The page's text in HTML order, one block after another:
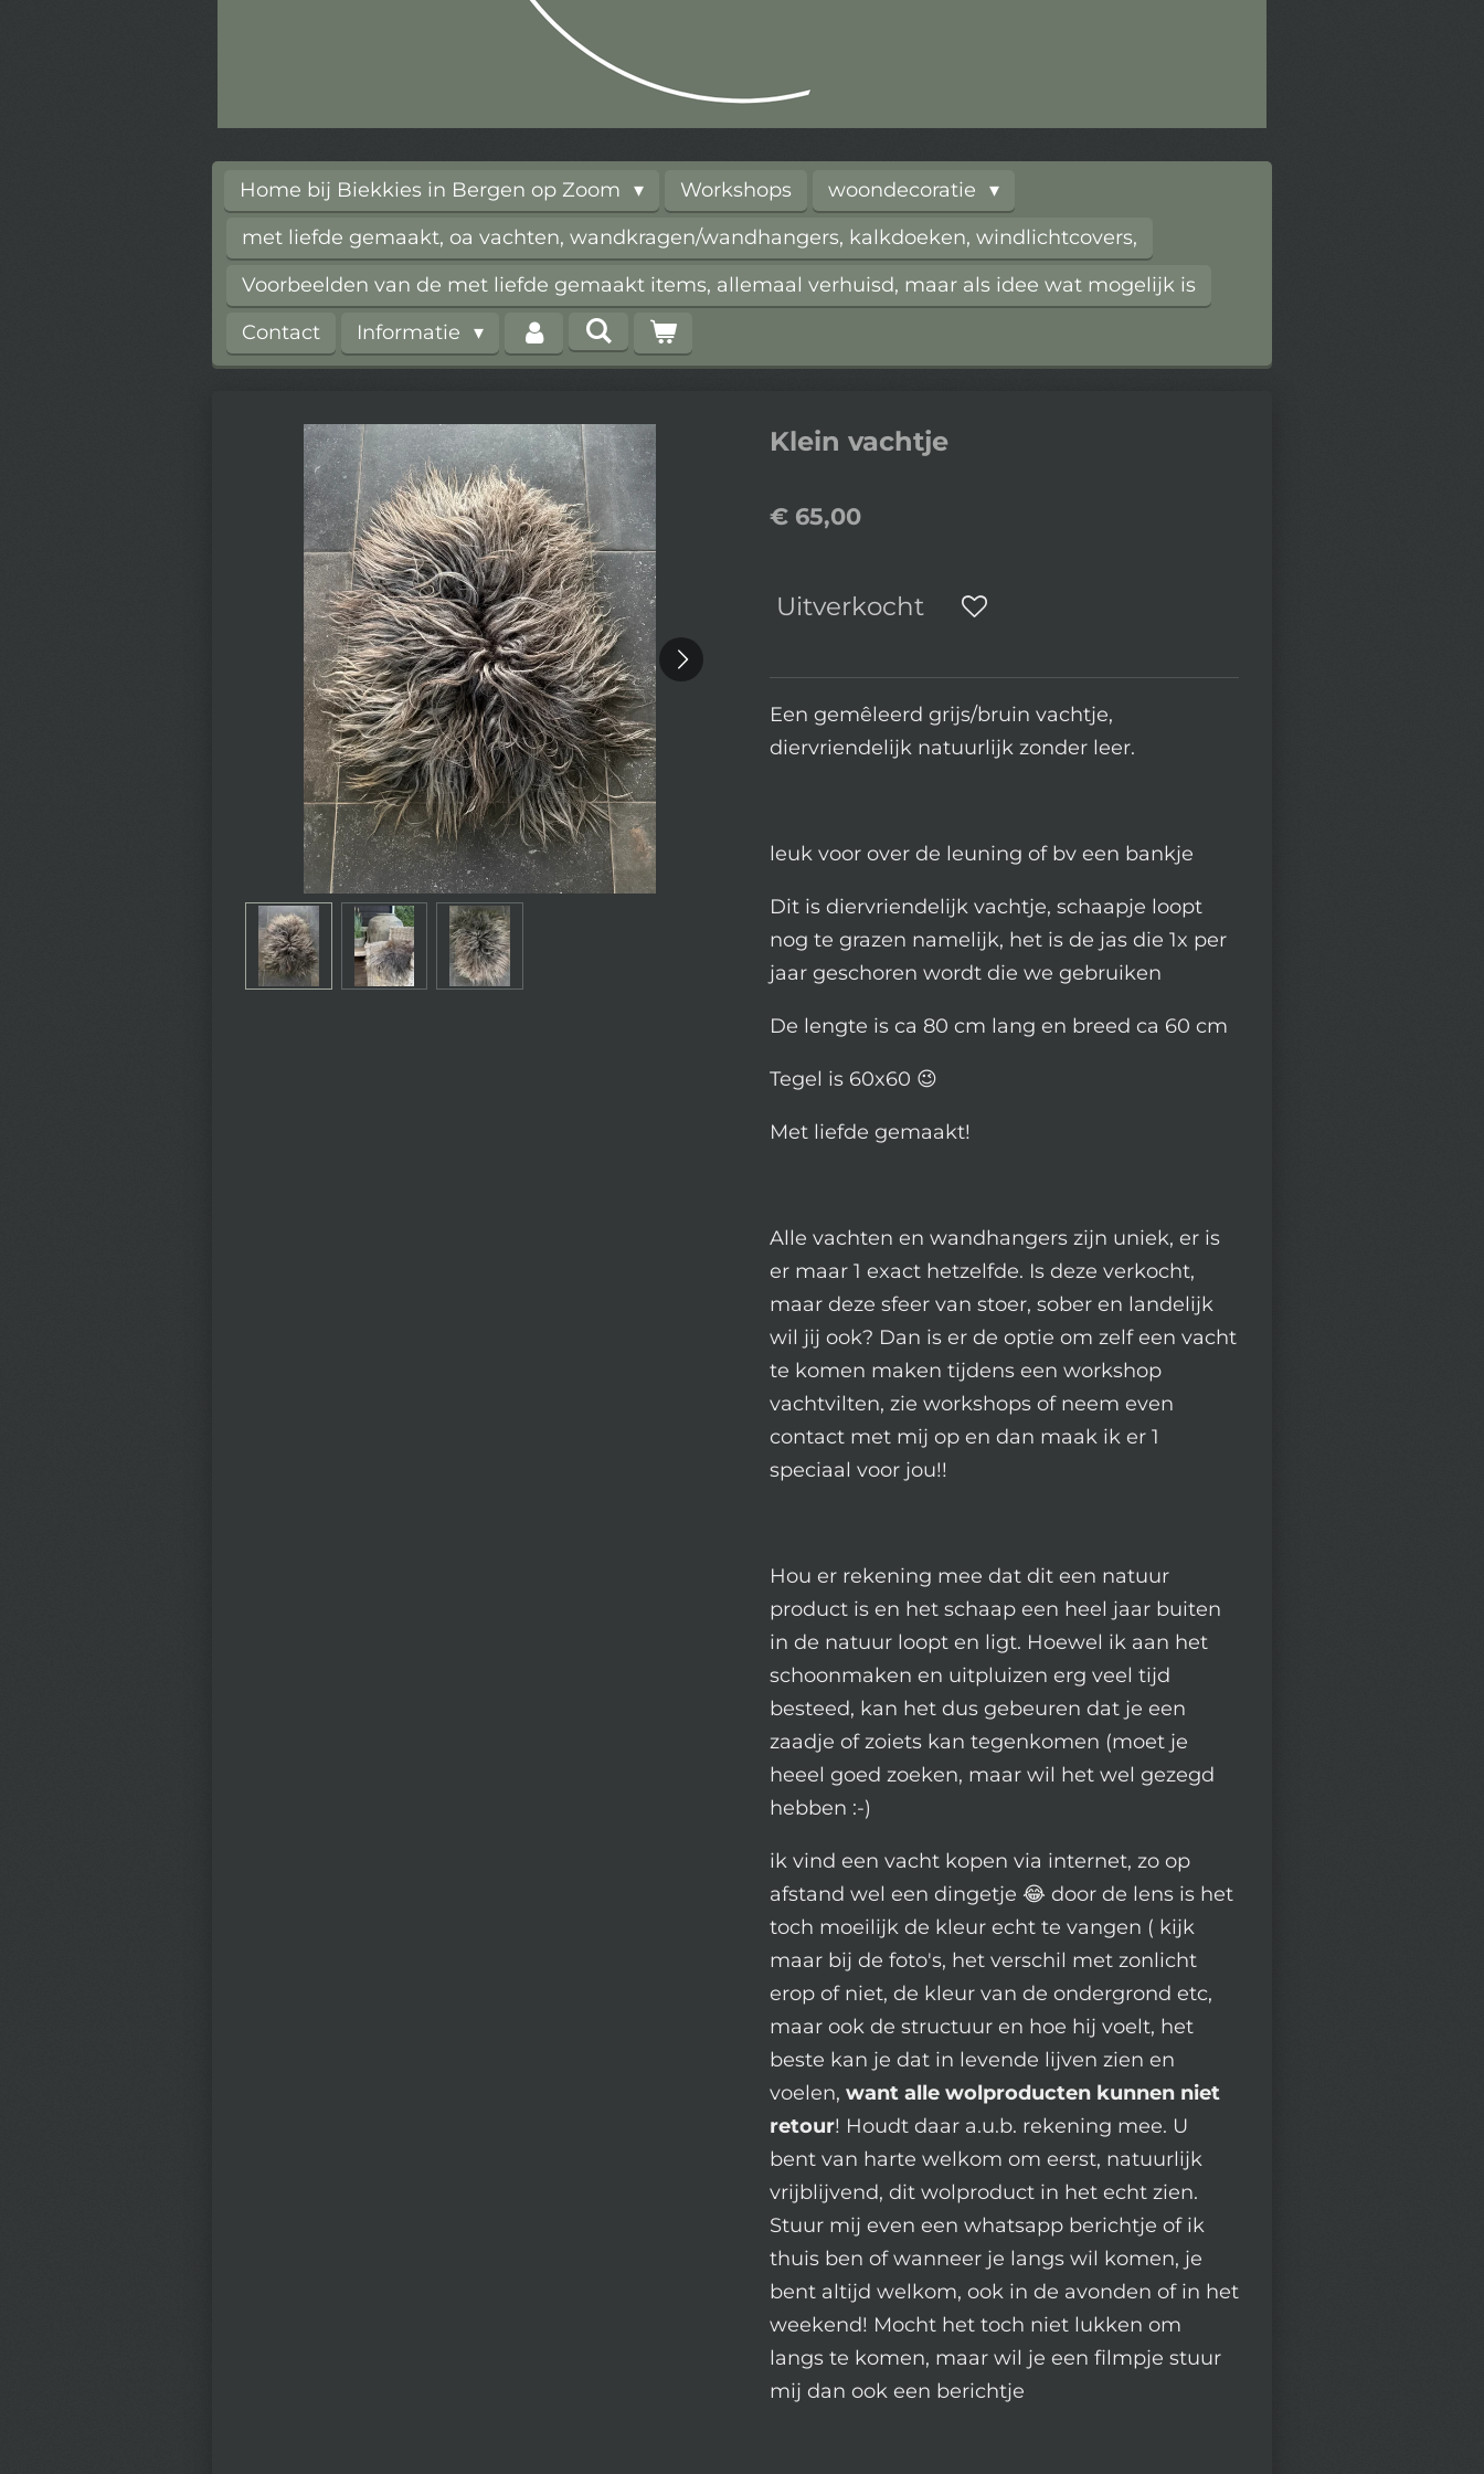
Home bij Biekkies in Bergen op Zoom Workshops
woondecoratie
met liefde gemaakt, oa vachten, wandkragen/wandhangers, kalkdoeken, windlichtcovers,
Voorbeelden van de met liefde gemaakt items, allemaal verhuisd, maar als idee wat mogelijk is
Contact
Informatie
Klein vachtje
€ 65,00
Uitverkocht
Een gemêleerd grijs/bruin vachtje,
diervriendelijk natuurlijk zonder leer.
leuk voor over de leuning of bv een bankje
Dit is diervriendelijk vachtje, schaapje loopt
nog te grazen namelijk, het is de jas die 1x per
jaar geschoren wordt die we gebruiken
De lengte is ca 80 cm lang en breed ca 60 cm
Tegel is 60x60 😉
Met liefde gemaakt!
Alle vachten en wandhangers zijn uniek, er is
er maar 1 exact hetzelfde. Is deze verkocht,
maar deze sfeer van stoer, sober en landelijk
wil jij ook? Dan is er de optie om zelf een vacht
te komen maken tijdens een workshop
vachtvilten, zie workshops of neem even
contact met mij op en dan maak ik er 1
speciaal voor jou!!
Hou er rekening mee dat dit een natuur
product is en het schaap een heel jaar buiten
in de natuur loopt en ligt. Hoewel ik aan het
schoonmaken en uitpluizen erg veel tijd
besteed, kan het dus gebeuren dat je een
zaadje of zoiets kan tegenkomen (moet je
heeel goed zoeken, maar wil het wel gezegd
hebben :-)
ik vind een vacht kopen via internet, zo op
afstand wel een dingetje 😂 door de lens is het
toch moeilijk de kleur echt te vangen ( kijk
maar bij de foto's, het verschil met zonlicht
erop of niet, de kleur van de ondergrond etc,
maar ook de structuur en hoe hij voelt, het
beste kan je dat in levende lijven zien en
voelen, want alle wolproducten kunnen niet
retour! Houdt daar a.u.b. rekening mee. U
bent van harte welkom om eerst, natuurlijk
vrijblijvend, dit wolproduct in het echt zien.
Stuur mij even een whatsapp berichtje of ik
thuis ben of wanneer je langs wil komen, je
bent altijd welkom, ook in de avonden of in het
weekend! Mocht het toch niet lukken om
langs te komen, maar wil je een filmpje stuur
mij dan ook een berichtje